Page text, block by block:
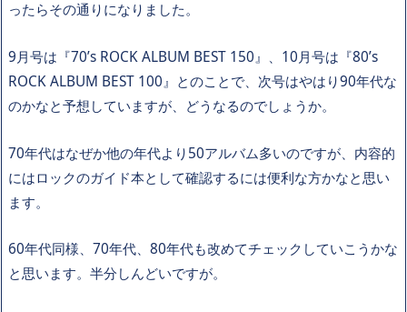
ったらその通りになりました。
9月号は『70’s ROCK ALBUM BEST 150』、10月号は『80’s
ROCK ALBUM BEST 100』とのことで、次号はやはり90年代な
のかなと予想していますが、どうなるのでしょうか。
70年代はなぜか他の年代より50アルバム多いのですが、内容的
にはロックのガイド本として確認するには便利な方かなと思い
ます。
60年代同様、70年代、80年代も改めてチェックしていこうかな
と思います。半分しんどいですが。